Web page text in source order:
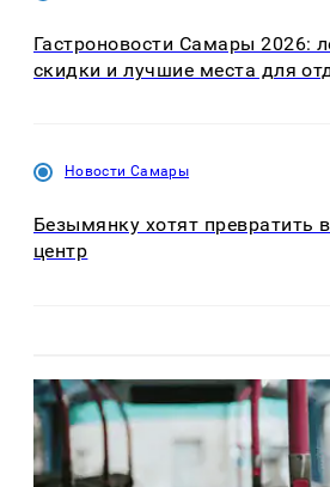
Гастроновости Самары 2026:
скидки и лучшие места для
Новости Самары
Безымянку хотят превратить
центр